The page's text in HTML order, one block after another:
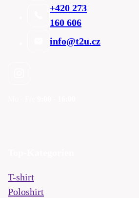
+420 273
160 606
info@t2u.cz
T-shirt
Poloshirt